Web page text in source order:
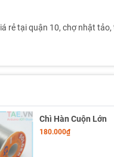
rẻ tại quận 10, chợ nhật
Chì Hàn Cuộn Lớn
180.000₫